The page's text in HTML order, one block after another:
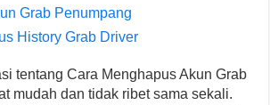
Grab Penumpang
History Grab Driver
tentang Cara Menghapus Akun Grab
mudah dan tidak ribet sama sekali.